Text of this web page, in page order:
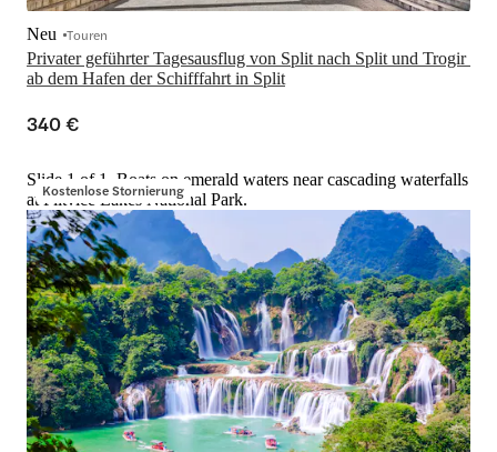
Privater geführter Tagesausflug von Split nach Split und Trogir
ab dem Hafen der Schifffahrt in Split
Neu Touren
340 €
Kostenlose Stornierung
Slide 1 of 1, Boats on emerald waters near cascading waterfalls
at Plitvice Lakes National Park.